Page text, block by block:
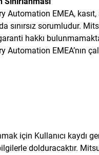
Automation EMEA,
sınırsız sorumludur.
hakkı
Automation EMEA’nın
için Kullanıcı kaydı
dolduracaktır.